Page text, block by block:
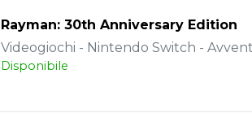
Rayman: 30th Anniversary Edition
Videogiochi - Nintendo Switch -
Disponibile